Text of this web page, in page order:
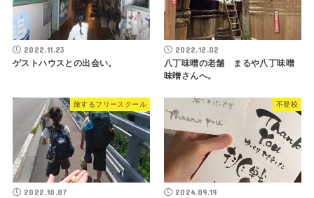
2022.11.23
ゲストハウスとの出会い。
2022.12.02
八丁味噌の老舗 まるや八丁味噌
味噌さんへ。
旅するフリースクール
2022.10.07
不登校
2024.09.19